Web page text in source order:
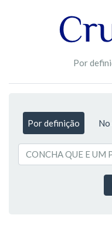
Por
Por definição